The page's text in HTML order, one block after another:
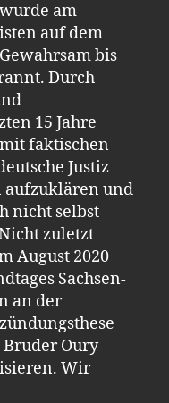
am
auf dem
bis
Durch
15 Jahre
faktischen
Justiz
und
nicht selbst
zuletzt
August 2020
Sachsen-
an der
Oury
Wir